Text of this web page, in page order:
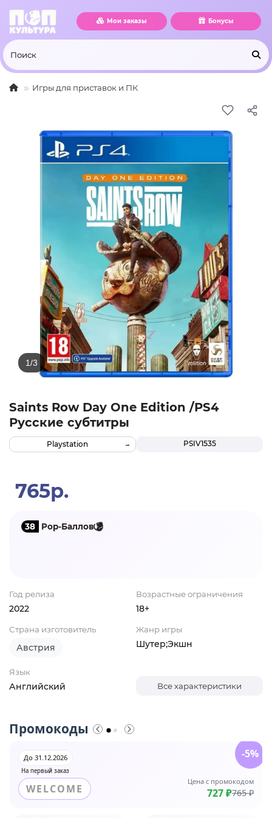
Мои заказы Бонусы
Игры для приставок и ПК
Saints Row Day One Edition /PS4
Русские субтитры
PSIV1535
Playstation
765р.
38 Pop-Баллов
Год релиза
2022
Возрастные ограничения
18+
Страна изготовитель
Австрия
Жанр игры
Шутер;Экшн
Язык
Английский Все характеристики
Промокоды
На первый заказ
До 31.12.2026
WELCOME
Цена с промокодом
727 ₽765 ₽
-5%